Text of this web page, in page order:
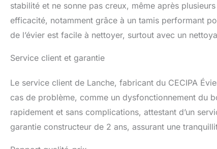
stabilité et ne sonne pas creux, même après
efficacité, notamment grâce à un tamis performant
de l’évier est facile à nettoyer, surtout avec un
Service client et garantie
Le service client de Lanche, fabricant du CECIPA
cas de problème, comme un dysfonctionnement du
rapidement et sans complications, attestant d’un
garantie constructeur de 2 ans, assurant une